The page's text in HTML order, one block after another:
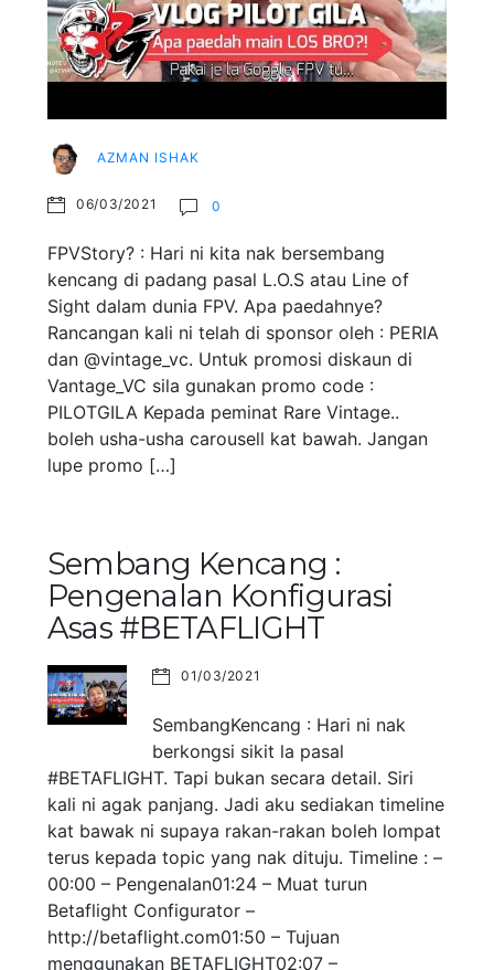
AZMAN ISHAK
06/03/2021 0
FPVStory? : Hari ni kita nak bersembang
kencang di padang pasal L.O.S atau Line of
Sight dalam dunia FPV. Apa paedahnye?
Rancangan kali ni telah di sponsor oleh : PERIA
dan @vintage_vc. Untuk promosi diskaun di
Vantage_VC sila gunakan promo code :
PILOTGILA Kepada peminat Rare Vintage..
boleh usha-usha carousell kat bawah. Jangan
lupe promo […]
Sembang Kencang :
Pengenalan Konfigurasi
Asas #BETAFLIGHT
01/03/2021
SembangKencang : Hari ni nak
berkongsi sikit la pasal
#BETAFLIGHT. Tapi bukan secara detail. Siri
kali ni agak panjang. Jadi aku sediakan timeline
kat bawak ni supaya rakan-rakan boleh lompat
terus kepada topic yang nak dituju. Timeline : –
00:00 – Pengenalan01:24 – Muat turun
Betaflight Configurator –
http://betaflight.com01:50 – Tujuan
menggunakan BETAFLIGHT02:07 –